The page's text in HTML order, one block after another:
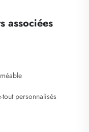
associées
tout personnalisés